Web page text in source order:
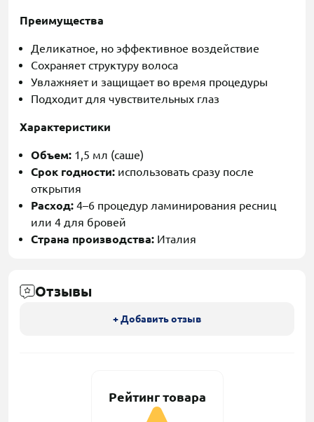
Преимущества
Деликатное, но эффективное воздействие
Сохраняет структуру волоса
Увлажняет и защищает во время процедуры
Подходит для чувствительных глаз
Характеристики
Объем: 1,5 мл (саше)
Срок годности: использовать сразу после
открытия
Расход: 4–6 процедур ламинирования ресниц
или 4 для бровей
Страна производства: Италия
Отзывы
+ Добавить отзыв
Рейтинг товара